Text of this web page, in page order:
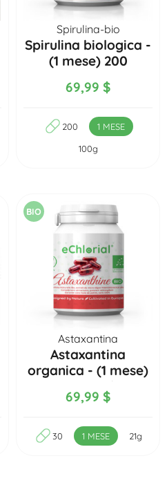
Spirulina-bio
Spirulina biologica -
(1 mese) 200
69,99 $
200
1 MESE
100g
BIO
Astaxantina
Astaxantina
organica - (1 mese)
30 capsule
69,99 $
30 1 MESE 21g